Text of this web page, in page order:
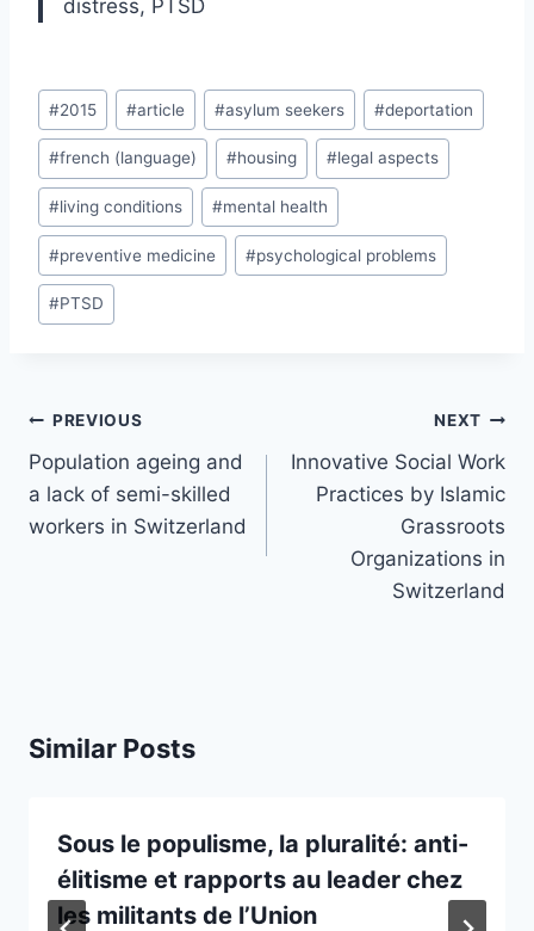
distress, PTSD
Post
Tags:
#2015 #article #asylum seekers #deportation
#french (language) #housing #legal aspects
#living conditions #mental health
#preventive medicine #psychological problems
#PTSD
Post
navigation
PREVIOUS
Population ageing and
a lack of semi-skilled
workers in Switzerland
NEXT
Innovative Social Work
Practices by Islamic
Grassroots
Organizations in
Switzerland
Similar Posts
Sous le populisme, la pluralité: anti-
élitisme et rapports au leader chez
les militants de l’Union